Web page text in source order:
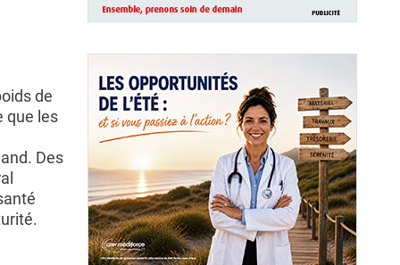
de
que les
Des